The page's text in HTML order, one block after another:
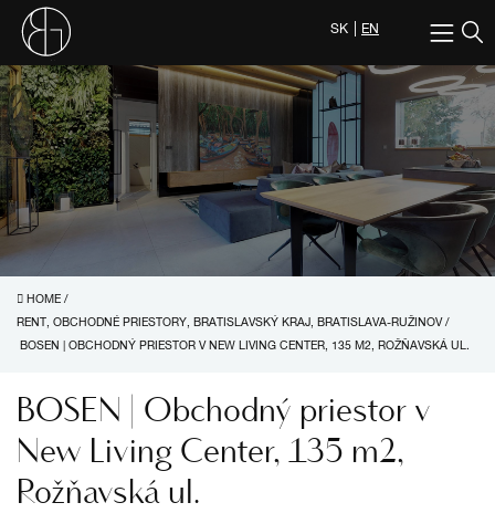
SK EN
HOME /
RENT, OBCHODNÉ PRIESTORY, BRATISLAVSKÝ KRAJ, BRATISLAVA-RUŽINOV /
BOSEN | OBCHODNÝ PRIESTOR V NEW LIVING CENTER, 135 M2, ROŽŇAVSKÁ UL.
BOSEN | Obchodný priestor v
New Living Center, 135 m2,
Rožňavská ul.